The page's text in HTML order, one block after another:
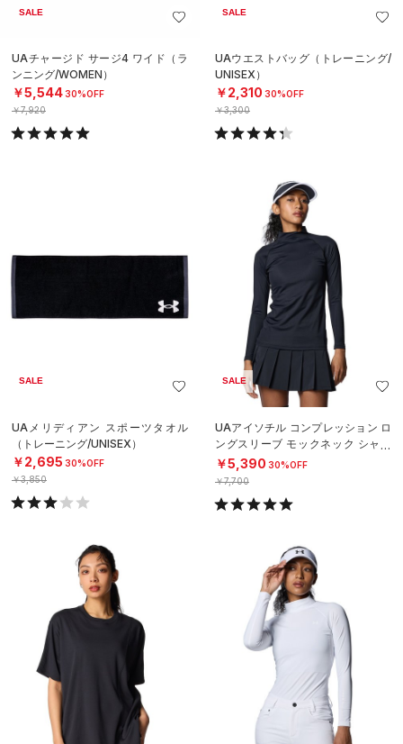
SALE
UAチャージド サージ4 ワイド（ラ
ンニング/WOMEN）
￥5,54430%OFF
￥7,920
SALE
UAウエストバッグ（トレーニング/
UNISEX）
￥2,310 30%OFF
￥3,300
SALE
UAメリディアン スポーツタオル
（トレーニング/UNISEX）
￥2,695 30%OFF
￥3,850
SALE
UAアイソチル コンプレッション ロ
ングスリーブ モックネック シャツ
（ゴルフ/WOMEN）
￥5,390 30%OFF
￥7,700